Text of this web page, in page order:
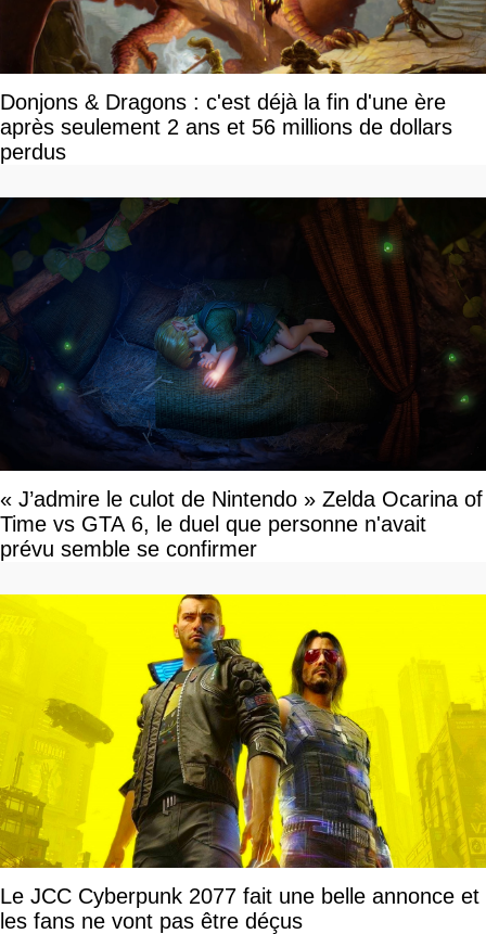
Donjons & Dragons : c'est déjà la fin d'une ère
après seulement 2 ans et 56 millions de dollars
perdus
« J’admire le culot de Nintendo » Zelda Ocarina of
Time vs GTA 6, le duel que personne n'avait
prévu semble se confirmer
Le JCC Cyberpunk 2077 fait une belle annonce et
les fans ne vont pas être déçus